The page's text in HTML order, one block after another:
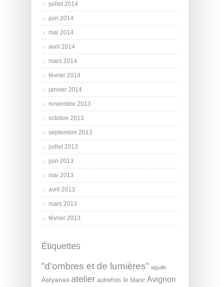
juillet 2014
juin 2014
mai 2014
avril 2014
mars 2014
février 2014
janvier 2014
novembre 2013
octobre 2013
septembre 2013
juillet 2013
juin 2013
mai 2013
avril 2013
mars 2013
février 2013
Étiquettes
"d'ombres et de lumières" aiguille
Astyanax atelier autrefois le blanc Avignon